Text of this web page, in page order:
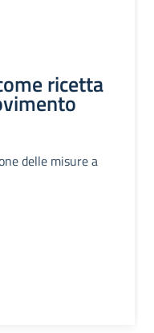
ricetta
delle misure a